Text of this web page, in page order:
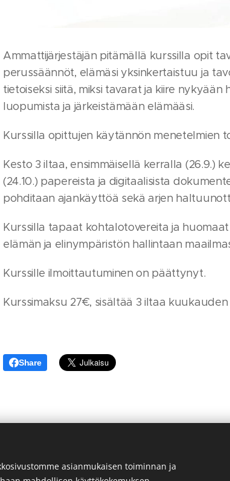
Ammattijärjestäjän pitämällä kurssilla opit
perussäännöt, elämäsi yksinkertaistuu ja
tietoiseksi siitä, miksi tavarat ja kiire
luopumista ja järkeistämään elämääsi.
Kurssilla opittujen käytännön menetelmien
Kesto 3 iltaa, ensimmäisellä kerralla (26.9.)
(24.10.) papereista ja digitaalisista
pohditaan ajankäyttöä sekä arjen
Kurssilla tapaat kohtalotovereita ja
elämän ja elinympäristön hallintaan
Kurssille ilmoittautuminen on päättynyt.
Kurssimaksu 27€, sisältää 3 iltaa kuukauden
Share
asianmukaisen toiminnan ja